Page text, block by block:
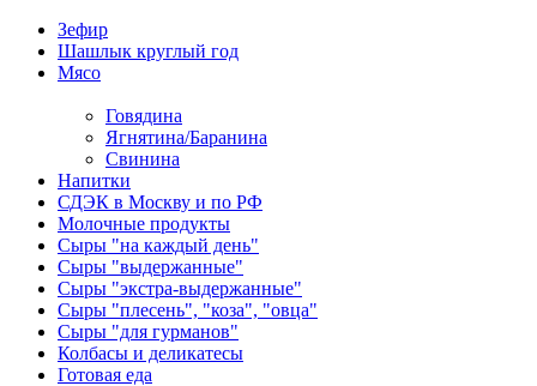
Зефир
Шашлык круглый год
Мясо
Говядина
Ягнятина/Баранина
Свинина
Напитки
СДЭК в Москву и по РФ
Молочные продукты
Сыры "на каждый день"
Сыры "выдержанные"
Сыры "экстра-выдержанные"
Сыры "плесень", "коза", "овца"
Сыры "для гурманов"
Колбасы и деликатесы
Готовая еда